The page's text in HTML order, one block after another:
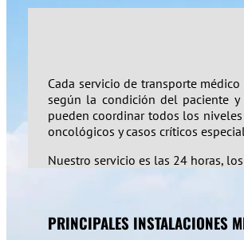
Cada servicio de transporte
según la condición del paciente y
pueden coordinar todos los
oncológicos y casos críticos
Nuestro servicio es las 24 horas,
PRINCIPALES INSTALACIONES